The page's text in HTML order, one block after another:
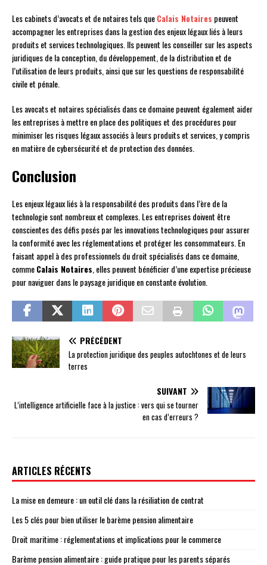
Les cabinets d’avocats et de notaires tels queCalais Notaires peuvent
accompagner les entreprises dans la gestion des enjeux légaux liés à leurs
produits et services technologiques. Ils peuvent les conseiller sur les aspects
juridiques de la conception, du développement, de la distribution et de
l’utilisation de leurs produits, ainsi que sur les questions de responsabilité
civile et pénale.
Les avocats et notaires spécialisés dans ce domaine peuvent également aider
les entreprises à mettre en place des politiques et des procédures pour
minimiser les risques légaux associés à leurs produits et services, y compris
en matière de cybersécurité et de protection des données.
Conclusion
Les enjeux légaux liés à la responsabilité des produits dans l’ère de la
technologie sont nombreux et complexes. Les entreprises doivent être
conscientes des défis posés par les innovations technologiques pour assurer
la conformité avec les réglementations et protéger les consommateurs. En
faisant appel à des professionnels du droit spécialisés dans ce domaine,
commeCalais Notaires , elles peuvent bénéficier d’une expertise précieuse
pour naviguer dans le paysage juridique en constante évolution.
PRÉCÉDENT
La protection juridique des peuples autochtones et de leurs
terres
SUIVANT
L’intelligence artificielle face à la justice : vers qui se tourner
en cas d’erreurs ?
ARTICLES RÉCENTS
La mise en demeure : un outil clé dans la résiliation de contrat
Les 5 clés pour bien utiliser le barème pension alimentaire
Droit maritime : réglementations et implications pour le commerce
Barème pension alimentaire : guide pratique pour les parents séparés